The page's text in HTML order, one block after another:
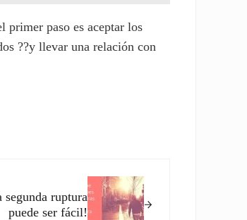
primer paso es aceptar los
??y llevar una relación con
segunda ruptura
puede ser fácil!